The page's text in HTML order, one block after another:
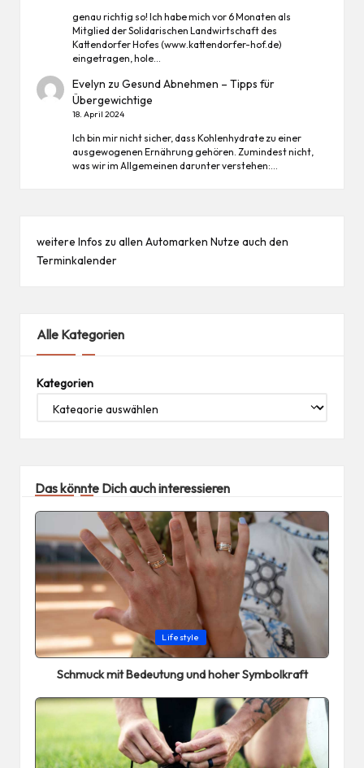
genau richtig so! Ich habe mich vor 6 Monaten als
Mitglied der Solidarischen Landwirtschaft des
Kattendorfer Hofes (www.kattendorfer-hof.de)
eingetragen, hole…
Evelyn zuGesund Abnehmen – Tipps für
Übergewichtige
18. April 2024
Ich bin mir nicht sicher, dass Kohlenhydrate zu einer
ausgewogenen Ernährung gehören. Zumindest nicht,
was wir im Allgemeinen darunter verstehen:…
weitere Infos zu allen Automarken Nutze auch den
Terminkalender
Alle Kategorien
Kategorien
Das könnte Dich auch interessieren
Posted
in
Lifestyle
Schmuck mit Bedeutung und hoher Symbolkraft